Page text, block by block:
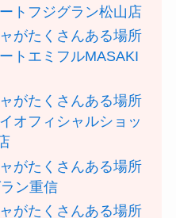
トフジグラン松山店
がたくさんある場所
トエミフルMASAKI
がたくさんある場所
オフィシャルショッ
がたくさんある場所
ン重信
がたくさんある場所